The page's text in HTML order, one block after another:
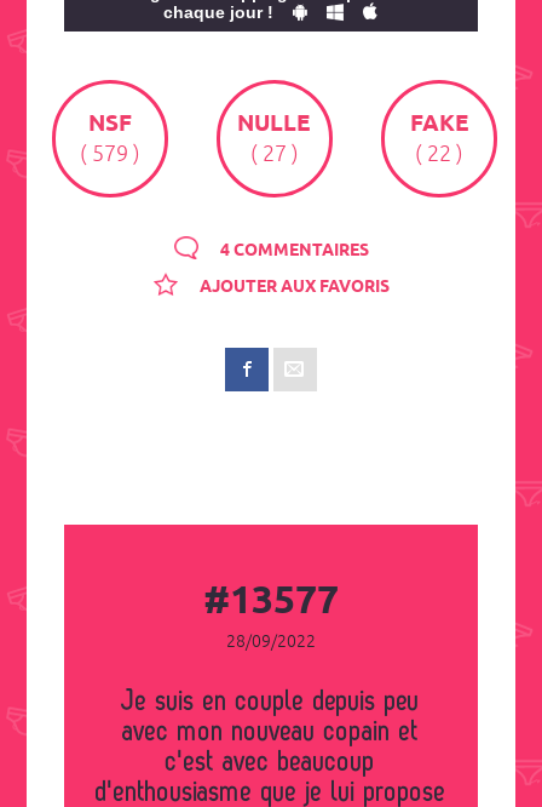
chaque jour !
NSF
( 579 )
NULLE
( 27 )
FAKE
( 22 )
4 COMMENTAIRES
AJOUTER AUX FAVORIS
#13577
28/09/2022
Je suis en couple depuis peu
avec mon nouveau copain et
c'est avec beaucoup
d'enthousiasme que je lui propose